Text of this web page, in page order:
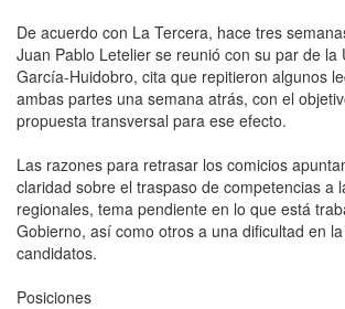
De acuerdo con La Tercera, hace tres
Juan Pablo Letelier se reunió con su par de la
García-Huidobro, cita que repitieron algunos
ambas partes una semana atrás, con el
propuesta transversal para ese efecto.
Las razones para retrasar los comicios
claridad sobre el traspaso de competencias a
regionales, tema pendiente en lo que está
Gobierno, así como otros a una dificultad en
candidatos.
Posiciones